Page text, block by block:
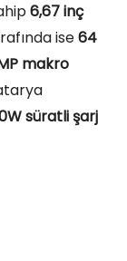
6,67 inç
ise64
makro
süratli şarj